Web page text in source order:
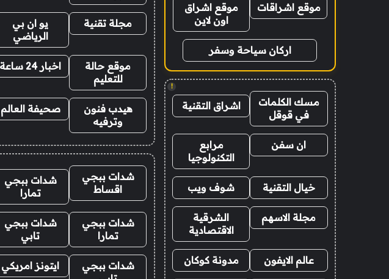
موقع اشراقات
موقع اشراق
اون لاين
اركان سياحة وسفر
!
مسك الكلمات
في قوقل
اشراق التقنية
ان سفن
مرابع
التكنولوجيا
خيال التقنية شوف ويب
مجلة الاسهم
الشرقية
الاقتصادية
عالم الايفون مدونة كوكان
مجلة تقنية
يو ان بي
الرياضي
موقع حالة
للتعليم
اخبار 24 ساعة
هيدب فنون
وترفيه
صحيفة العالم
شدات ببجي
اقساط
شدات ببجي
تمارا
شدات ببجي
تمارا
شدات ببجي
تابي
شدات ببجي
ايتونز امريكي